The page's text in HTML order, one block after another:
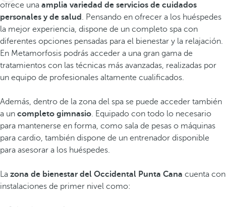
ofrece una amplia variedad de servicios de cuidados
personales y de salud . Pensando en ofrecer a los huéspedes
la mejor experiencia, dispone de un completo spa con
diferentes opciones pensadas para el bienestar y la relajación.
En Metamorfosis podrás acceder a una gran gama de
tratamientos con las técnicas más avanzadas, realizadas por
un equipo de profesionales altamente cualificados.
Además, dentro de la zona del spa se puede acceder también
a un completo gimnasio. Equipado con todo lo necesario
para mantenerse en forma, como sala de pesas o máquinas
para cardio, también dispone de un entrenador disponible
para asesorar a los huéspedes.
La zona de bienestar del Occidental Punta Cana cuenta con
instalaciones de primer nivel como: